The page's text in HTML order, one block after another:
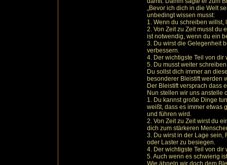
„Bevor ich dich in die Welt
unbedingt wissen musst:
1. Wenn du schreiben willst,
2. Von Zeit zu Zeit musst du
ist notwendig, wenn du ein
3. Du wirst die Gelegenheit
verbessern.
4. Der wichtigste Teil von
5. Du musst weiter
Du sollst dich immer an
besonderer Bleistift werden
Der Bleistift versprach dass
Nun stellen wir uns anstelle
1. Du kannst große Dinge
weißt, dass es immer etwas
und führen wird.
2. Von Zeit zu Zeit wirst du
dich zum stärkeren
3. Du wirst in der Lage sein,
oder Laster zu besiegen.
4. Der wichtigste Teil von
5. Auch wenn es schwierig